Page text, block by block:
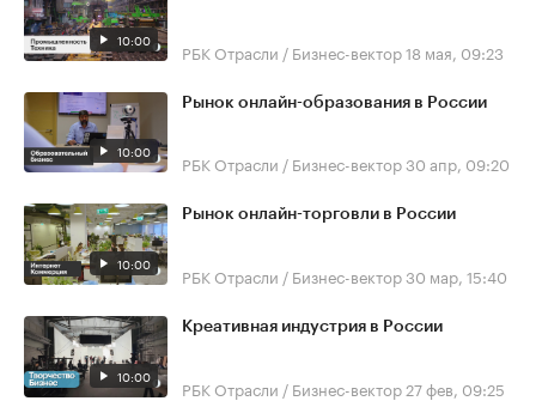
10:00 РБК Отрасли / Бизнес-вектор18 мая, 09:23
10:00
Рынок онлайн-образования в России
РБК Отрасли / Бизнес-вектор30 апр, 09:20
10:00
Рынок онлайн-торговли в России
РБК Отрасли / Бизнес-вектор30 мар, 15:40
10:00
Креативная индустрия в России
РБК Отрасли / Бизнес-вектор 27 фев, 09:25